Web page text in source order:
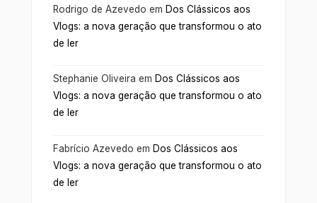
Rodrigo de Azevedo em Dos Clássicos aos
Vlogs: a nova geração que transformou o ato
de ler
Stephanie Oliveira em Dos Clássicos aos
Vlogs: a nova geração que transformou o ato
de ler
Fabrício Azevedo em Dos Clássicos aos
Vlogs: a nova geração que transformou o ato
de ler